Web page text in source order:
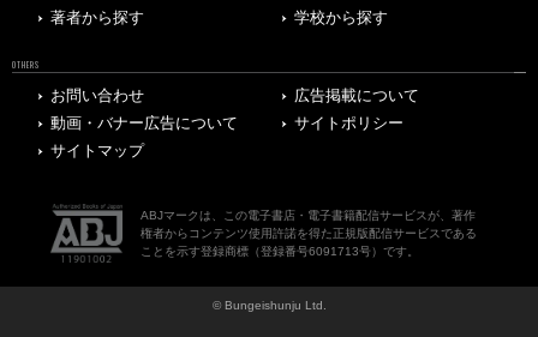
著者から探す
学校から探す
OTHERS
お問い合わせ
広告掲載について
動画・バナー広告について
サイトポリシー
サイトマップ
ABJマークは、この電子書店・電子書籍配信サービスが、著作
権者からコンテンツ使用許諾を得た正規版配信サービスである
ことを示す登録商標（登録番号6091713号）です。
© Bungeishunju Ltd.